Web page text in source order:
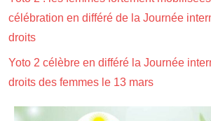
célébration en différé de la Journée
droits
Yoto 2 célèbre en différé la Journée
droits des femmes le 13 mars